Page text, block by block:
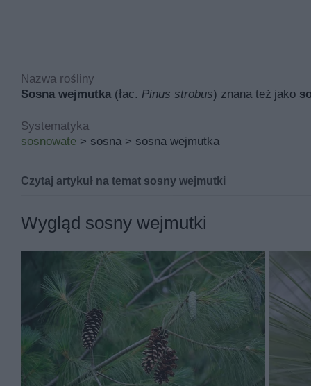
Nazwa rośliny
Sosna wejmutka(łac. Pinus strobus) znana też jako
Systematyka
sosnowate > sosna > sosna wejmutka
Czytaj artykuł na temat sosny wejmutki
Sosna wejmutka (Pinus
Pinus strobus , czyli sosny wejmutki, jednej
przełomie XVIII i XIX wieku. Szybko się
Podobnie jak sosna limba ma niewielkie wymagania
przemysłowych.
Jeśli szukasz więcej porad, sprawdź także ten artykuł
Pinus strobus – opis gatunku sosny
Wygląd sosny wejmutki